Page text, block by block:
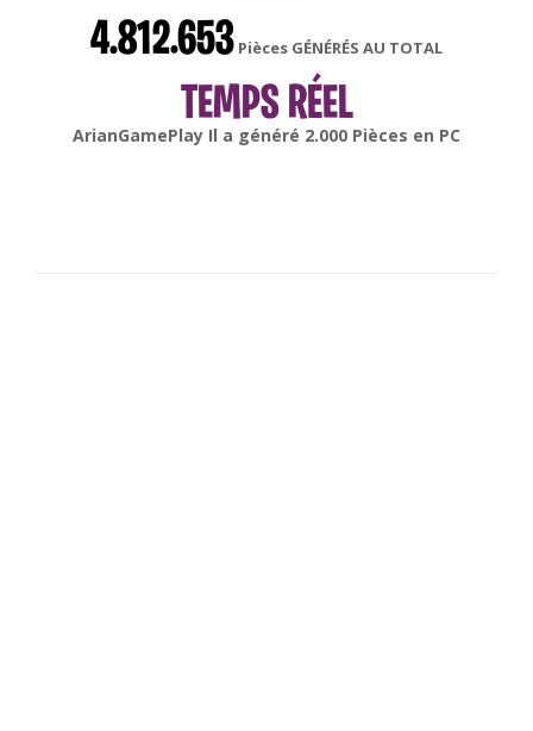
4.812.653 Pièces GÉNÉRÉS AU TOTAL
TEMPS RÉEL
gonsabellaIl a généré6.000Pièces enAndroid